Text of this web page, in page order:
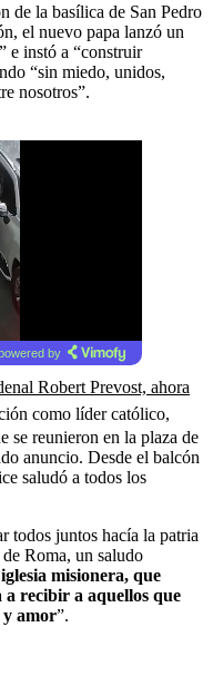
de la basílica de San Pedro
el nuevo papa lanzó un
e instó a “construir
“sin miedo, unidos,
nosotros”.
by
Robert Prevost, ahora
como líder católico,
se reunieron en la plaza de
anuncio. Desde el balcón
saludó a todos los
todos juntos hacía la patria
Roma, un saludo
misionera, que
a recibir a aquellos que
y amor”.